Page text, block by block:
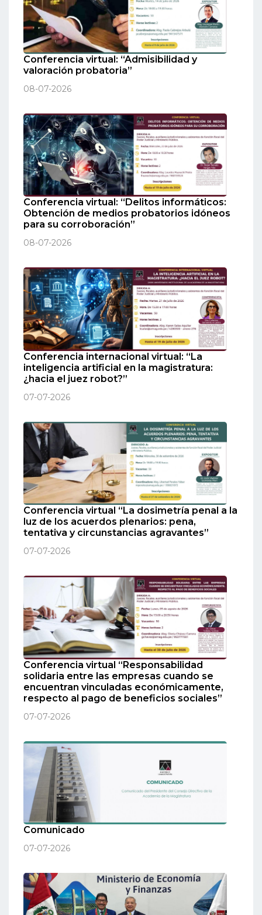
Conferencia virtual: “Admisibilidad y
valoración probatoria”
08-07-2026
Conferencia virtual: “Delitos informáticos:
Obtención de medios probatorios idóneos
para su corroboración”
08-07-2026
Conferencia internacional virtual: “La
inteligencia artificial en la magistratura:
¿hacia el juez robot?”
07-07-2026
Conferencia virtual “La dosimetría penal a la
luz de los acuerdos plenarios: pena,
tentativa y circunstancias agravantes”
07-07-2026
Conferencia virtual “Responsabilidad
solidaria entre las empresas cuando se
encuentran vinculadas económicamente,
respecto al pago de beneficios sociales”
07-07-2026
Comunicado
07-07-2026